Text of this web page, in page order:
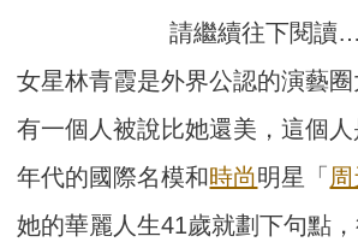
請繼續往下閱讀
女星林青霞是外界公認的演藝圈
有一個人被說比她還美，這個
年代的國際名模和時尚明星「
她的華麗人生41歲就劃下句點